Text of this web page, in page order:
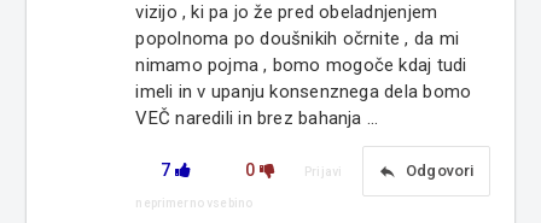
vizijo , ki pa jo že pred obeladnjenjem
popolnoma po doušnikih očrnite , da mi
nimamo pojma , bomo mogoče kdaj tudi
imeli in v upanju konsenznega dela bomo
VEČ naredili in brez bahanja ...
7 0 reply Odgovori
Prijavi
neprimerno vsebino